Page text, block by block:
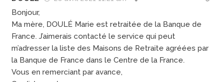
Bonjour,
Ma mère, DOULÉ Marie est retraitée de la Banque de
France. J’aimerais contacté le service qui peut
m’adresser la liste des Maisons de Retraite agréées par
la Banque de France dans le Centre de la France.
Vous en remerciant par avance,